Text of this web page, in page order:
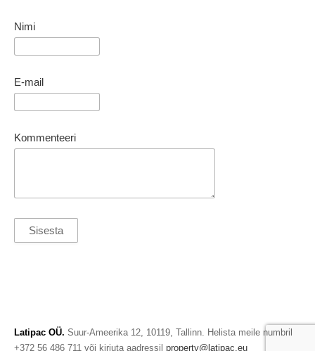
Nimi
E-mail
Kommenteeri
Latipac OÜ. Suur-Ameerika 12, 10119, Tallinn. Helista meile numbril
+372 56 486 711 või kirjuta aadressil property@latipac.eu